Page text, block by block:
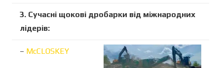
3. Сучасні щокові дробарки від міжнародних
лідерів:
– McCLOSKEY